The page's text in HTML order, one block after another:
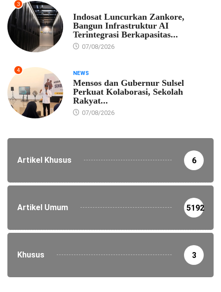
3
Indosat Luncurkan Zankore,
Bangun Infrastruktur AI
Terintegrasi Berkapasitas...
07/08/2026
4 NEWS
Mensos dan Gubernur Sulsel
Perkuat Kolaborasi, Sekolah
Rakyat...
07/08/2026
Artikel Khusus 6
Artikel Umum 5192
Khusus 3